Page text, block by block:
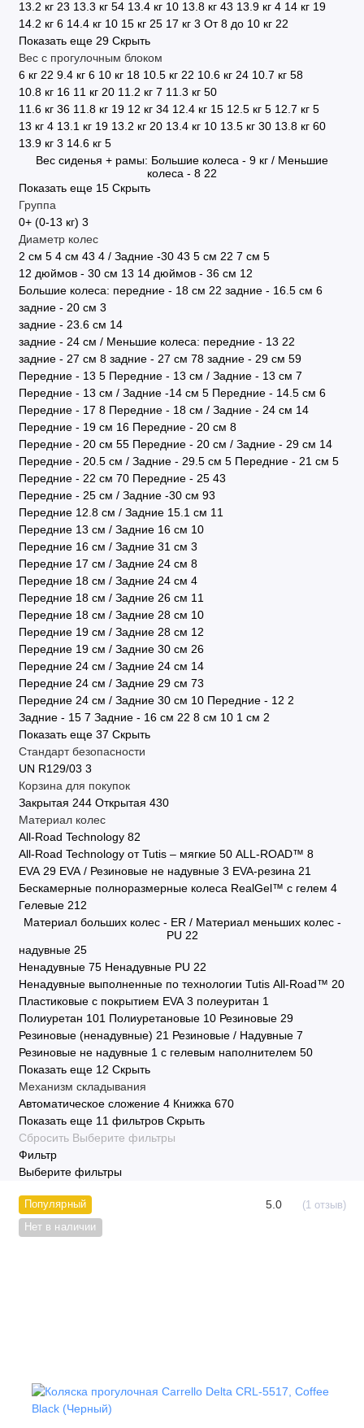
13.2 кг 23 13.3 кг 54 13.4 кг 10 13.8 кг 43 13.9 кг 4 14 кг 19
14.2 кг 6 14.4 кг 10 15 кг 25 17 кг 3 От 8 до 10 кг 22
Показать еще 29 Скрыть
Вес с прогулочным блоком
6 кг 22 9.4 кг 6 10 кг 18 10.5 кг 22 10.6 кг 24 10.7 кг 58
10.8 кг 16 11 кг 20 11.2 кг 7 11.3 кг 50
11.6 кг 36 11.8 кг 19 12 кг 34 12.4 кг 15 12.5 кг 5 12.7 кг 5
13 кг 4 13.1 кг 19 13.2 кг 20 13.4 кг 10 13.5 кг 30 13.8 кг 60
13.9 кг 3 14.6 кг 5
Вес сиденья + рамы: Большие колеса - 9 кг / Меньшие
колеса - 8 22
Показать еще 15 Скрыть
Группа
0+ (0-13 кг) 3
Диаметр колес
2 см 5 4 см 43 4 / Задние -30 43 5 см 22 7 см 5
12 дюймов - 30 см 13 14 дюймов - 36 см 12
Большие колеса: передние - 18 см 22 задние - 16.5 см 6
задние - 20 см 3
задние - 23.6 см 14
задние - 24 см / Меньшие колеса: передние - 13 22
задние - 27 cм 8 задние - 27 см 78 задние - 29 см 59
Передние - 13 5 Передние - 13 см / Задние - 13 см 7
Передние - 13 см / Задние -14 см 5 Передние - 14.5 см 6
Передние - 17 8 Передние - 18 см / Задние - 24 см 14
Передние - 19 см 16 Передние - 20 cм 8
Передние - 20 см 55 Передние - 20 см / Задние - 29 см 14
Передние - 20.5 см / Задние - 29.5 см 5 Передние - 21 см 5
Передние - 22 см 70 Передние - 25 43
Передние - 25 см / Задние -30 см 93
Передние 12.8 см / Задние 15.1 см 11
Передние 13 см / Задние 16 см 10
Передние 16 см / Задние 31 см 3
Передние 17 см / Задние 24 см 8
Передние 18 см / Задние 24 см 4
Передние 18 см / Задние 26 см 11
Передние 18 см / Задние 28 см 10
Передние 19 см / Задние 28 см 12
Передние 19 см / Задние 30 см 26
Передние 24 см / Задние 24 см 14
Передние 24 см / Задние 29 см 73
Передние 24 см / Задние 30 см 10 Передние - 12 2
Задние - 15 7 Задние - 16 см 22 8 см 10 1 см 2
Показать еще 37 Скрыть
Стандарт безопасности
UN R129/03 3
Корзина для покупок
Закрытая 244 Открытая 430
Материал колес
All-Road Technology 82
All-Road Technology от Tutis – мягкие 50 ALL-ROAD™ 8
EVA 29 EVA / Резиновые не надувные 3 EVA-резина 21
Бескамерные полноразмерные колеса RealGel™ с гелем 4
Гелевые 212
Материал больших колес - ER / Материал меньших колес -
PU 22
надувные 25
Ненадувные 75 Ненадувные PU 22
Ненадувные выполненные по технологии Tutis All-Road™ 20
Пластиковые с покрытием EVA 3 полеуритан 1
Полиуретан 101 Полиуретановые 10 Резиновые 29
Резиновые (ненадувные) 21 Резиновые / Надувные 7
Резиновые не надувные 1 с гелевым наполнителем 50
Показать еще 12 Скрыть
Механизм складывания
Автоматическое сложение 4 Книжка 670
Показать еще 11 фильтров Скрыть
Сбросить Выберите фильтры
Фильтр
Выберите фильтры
Популярный
Нет в наличии
5.0 (1 отзыв)